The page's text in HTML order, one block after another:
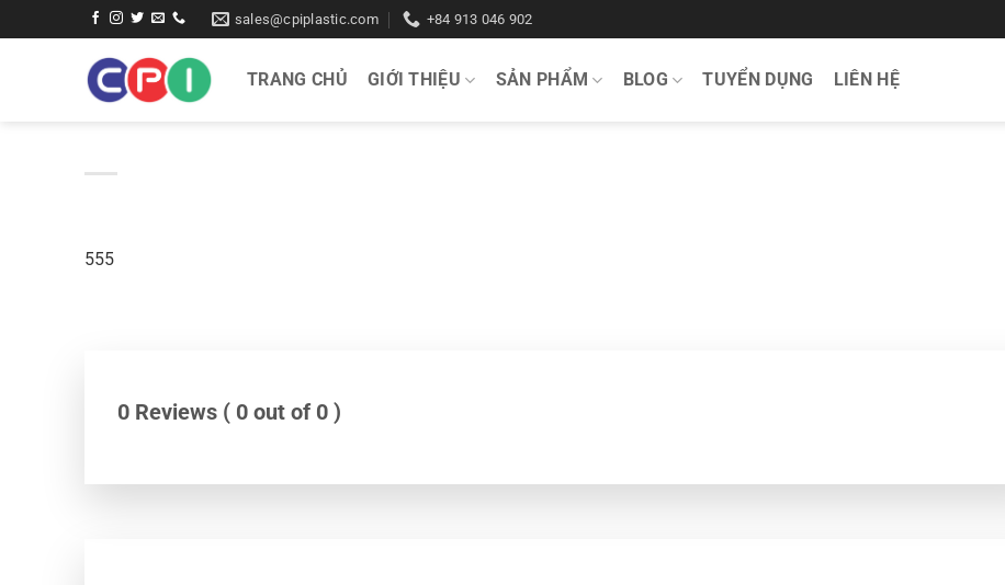
qua
sales@cpiplastic.com +84 913 046 902
TRANG CHỦ GIỚI THIỆU SẢN PHẨM BLOG TUYỂN DỤNG LIÊN HỆ
555
0 Reviews ( 0 out of 0 )